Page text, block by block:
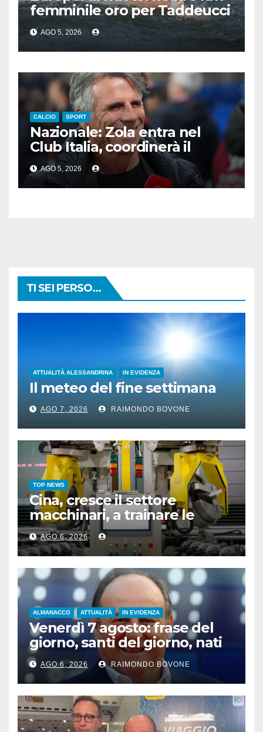
femminile oro per Taddeucci
e bronzo per Pozzobon
AGO 5, 2026
CALCIO SPORT
Nazionale: Zola entra nel
Club Italia, coordinerà il
settore giovanile
AGO 5, 2026
TI SEI PERSO...
ATTUALITÀ ALESSANDRINA IN EVIDENZA
Il meteo del fine settimana
AGO 7, 2026 RAIMONDO BOVONE
TOP NEWS
Cina, cresce il settore
macchinari, a trainare le
“attrezzature intelligenti”
AGO 6, 2026
ALMANACCO ATTUALITÀ IN EVIDENZA
Venerdì 7 agosto: frase del
giorno, santi del giorno, nati
famosi, accadde oggi
AGO 6, 2026 RAIMONDO BOVONE